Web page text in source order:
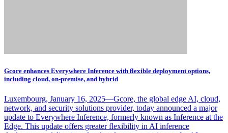
Gcore enhances Everywhere Inference with flexible deployment options,
including cloud, on-premise, and hybrid
Luxembourg, January 16, 2025—Gcore, the global edge AI, cloud,
network, and security solutions provider, today announced a major
update to Everywhere Inference, formerly known as Inference at the
Edge. This update offers greater flexibility in AI inference